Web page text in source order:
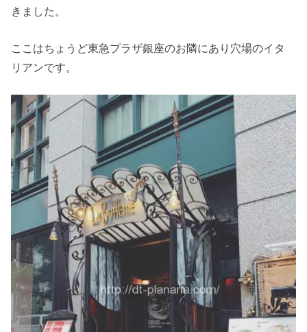
きました。
ここはちょうど東急プラザ銀座のお隣にあり穴場のイタ
リアンです。